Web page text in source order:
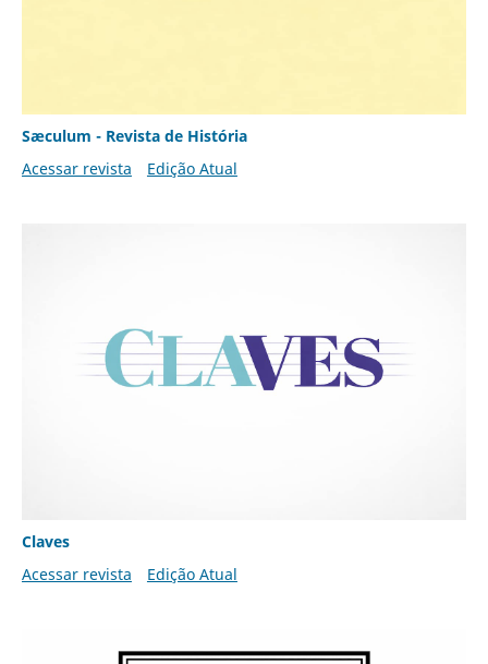
Sæculum - Revista de História
Acessar revista
Edição Atual
Claves
Acessar revista
Edição Atual